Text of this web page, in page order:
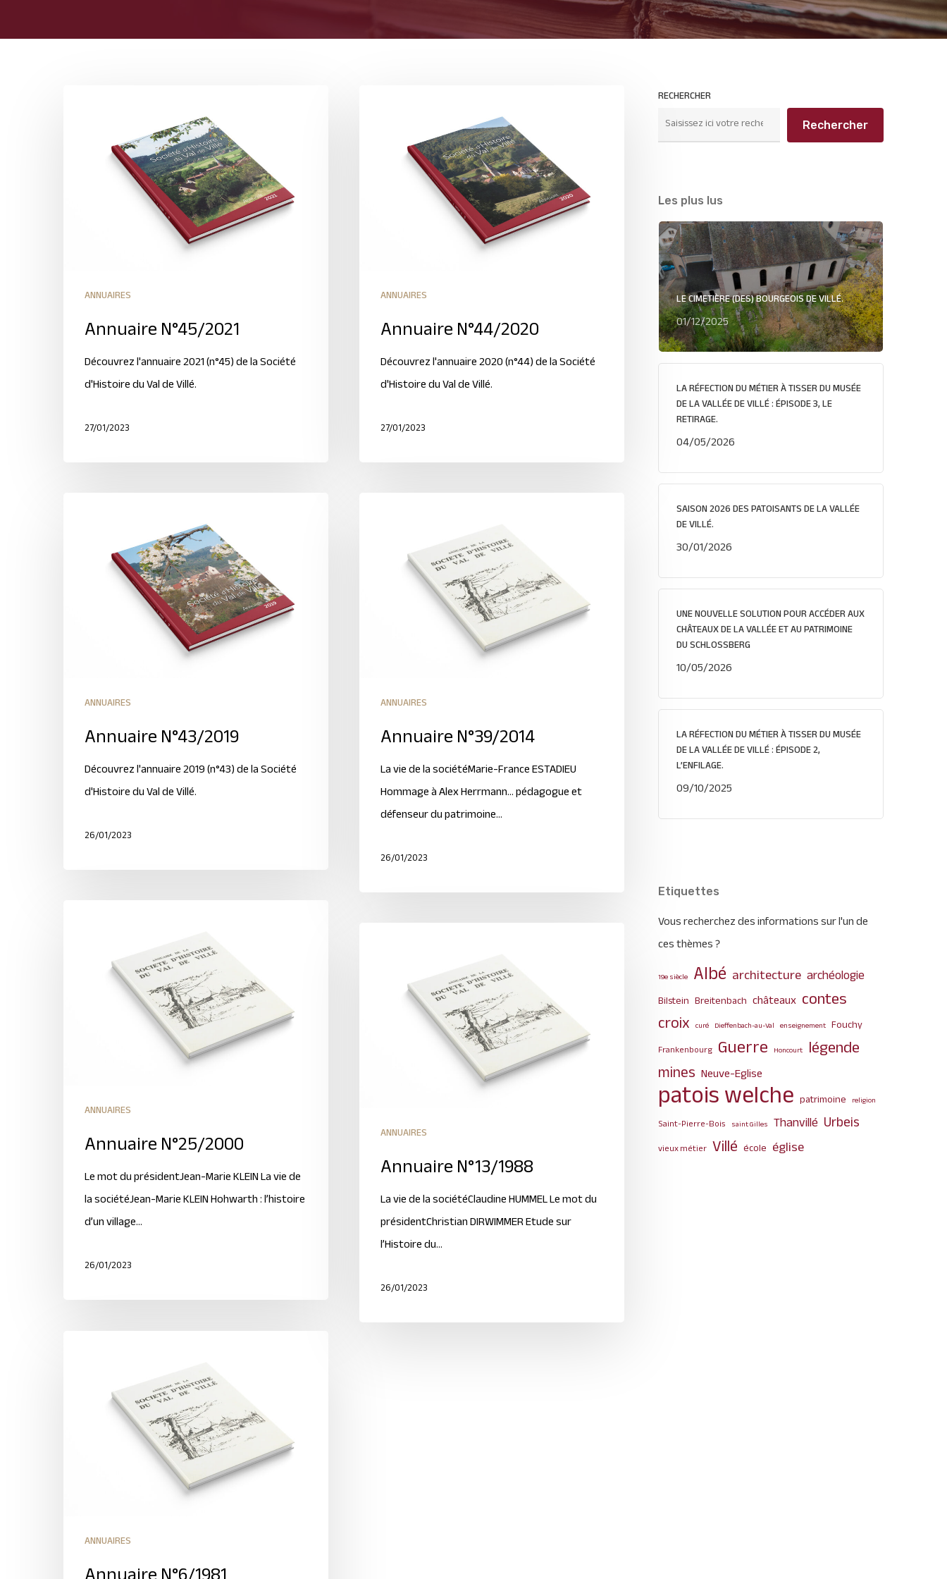
ANNUAIRES
Annuaire N°45/2021
Découvrez l'annuaire 2021 (n°45) de la Société
d'Histoire du Val de Villé.
27/01/2023
ANNUAIRES
Annuaire N°44/2020
Découvrez l'annuaire 2020 (n°44) de la Société
d'Histoire du Val de Villé.
27/01/2023
ANNUAIRES
Annuaire N°43/2019
Découvrez l'annuaire 2019 (n°43) de la Société
d'Histoire du Val de Villé.
26/01/2023
ANNUAIRES
Annuaire N°39/2014
La vie de la sociétéMarie-France ESTADIEU
Hommage à Alex Herrmann… pédagogue et
défenseur du patrimoine…
26/01/2023
ANNUAIRES
Annuaire N°25/2000
Le mot du présidentJean-Marie KLEIN La vie de
la sociétéJean-Marie KLEIN Hohwarth : l’histoire
d’un village…
26/01/2023
ANNUAIRES
Annuaire N°13/1988
La vie de la sociétéClaudine HUMMEL Le mot du
présidentChristian DIRWIMMER Etude sur
l’Histoire du…
26/01/2023
ANNUAIRES
RECHERCHER
Rechercher
Les plus lus
LE CIMETIÈRE (DES) BOURGEOIS DE VILLÉ.
01/12/2025
LA RÉFECTION DU MÉTIER À TISSER DU MUSÉE
DE LA VALLÉE DE VILLÉ : ÉPISODE 3, LE
RETIRAGE.
04/05/2026
SAISON 2026 DES PATOISANTS DE LA VALLÉE
DE VILLÉ.
30/01/2026
UNE NOUVELLE SOLUTION POUR ACCÉDER AUX
CHÂTEAUX DE LA VALLÉE ET AU PATRIMOINE
DU SCHLOSSBERG
10/05/2026
LA RÉFECTION DU MÉTIER À TISSER DU MUSÉE
DE LA VALLÉE DE VILLÉ : ÉPISODE 2,
L’ENFILAGE.
09/10/2025
Etiquettes
Vous recherchez des informations sur l'un de
ces thèmes ?
19e siècle Albé architecture archéologie
Bilstein Breitenbach châteaux contes
croix curé Dieffenbach-au-Val enseignement Fouchy
Frankenbourg Guerre Honcourt légende
mines Neuve-Eglise
patois welche patrimoine religion
Saint-Pierre-Bois saint Gilles Thanvillé Urbeis
vieux métier Villé école église